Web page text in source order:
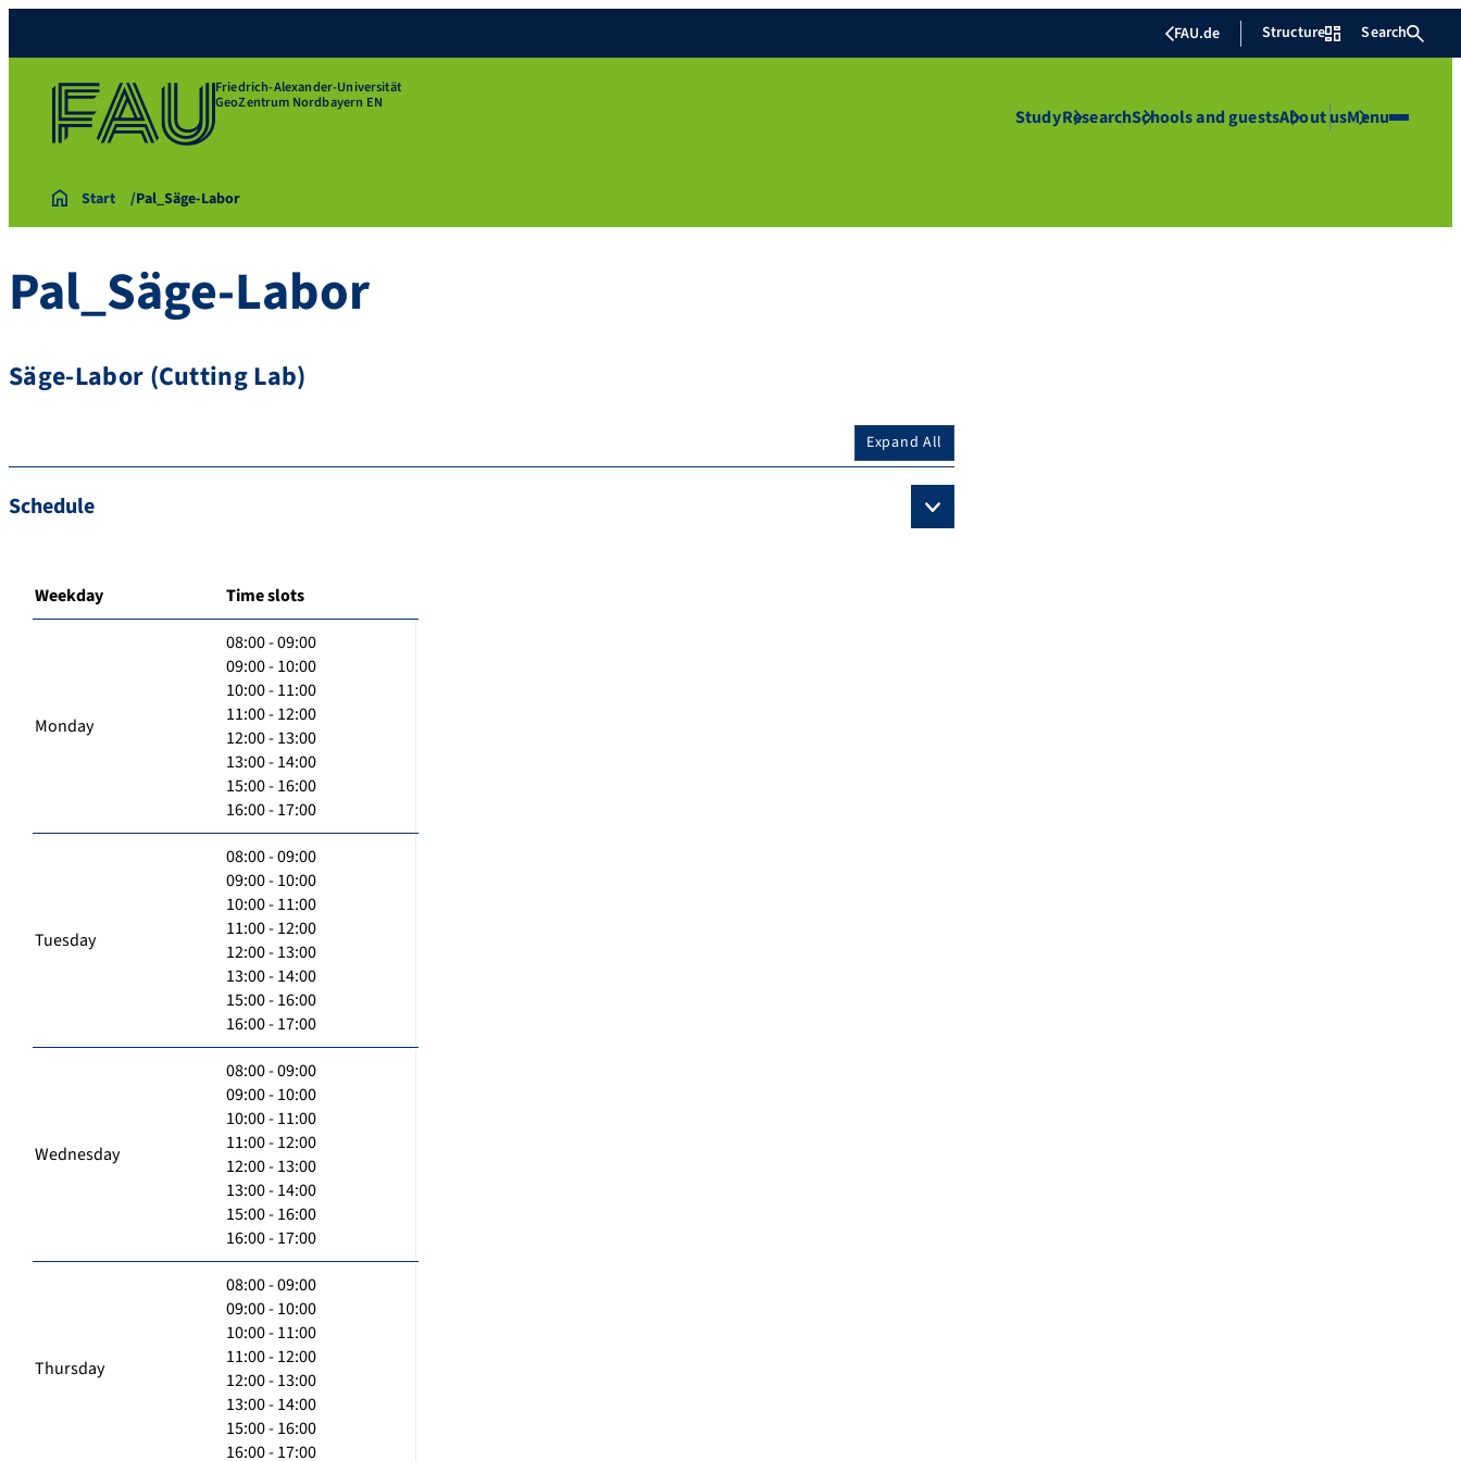
FAU.de Structure Search
Friedrich-Alexander-Universität
GeoZentrum Nordbayern EN
StudyResearchSchools and guestsAbout usMenu
Start Pal_Säge-Labor
Pal_Säge-Labor
Säge-Labor (Cutting Lab)
Expand All
Schedule
Weekday Time slots
Monday
08:00 - 09:00
09:00 - 10:00
10:00 - 11:00
11:00 - 12:00
12:00 - 13:00
13:00 - 14:00
15:00 - 16:00
16:00 - 17:00
Tuesday
08:00 - 09:00
09:00 - 10:00
10:00 - 11:00
11:00 - 12:00
12:00 - 13:00
13:00 - 14:00
15:00 - 16:00
16:00 - 17:00
Wednesday
08:00 - 09:00
09:00 - 10:00
10:00 - 11:00
11:00 - 12:00
12:00 - 13:00
13:00 - 14:00
15:00 - 16:00
16:00 - 17:00
Thursday
08:00 - 09:00
09:00 - 10:00
10:00 - 11:00
11:00 - 12:00
12:00 - 13:00
13:00 - 14:00
15:00 - 16:00
16:00 - 17:00